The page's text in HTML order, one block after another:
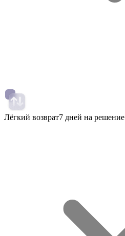
Лёгкий возврат7 дней на решение